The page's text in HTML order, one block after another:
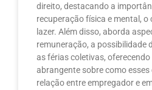
direito, destacando a
recuperação física e mental, o
lazer. Além disso, aborda
remuneração, a possibilidade
as férias coletivas,
abrangente sobre como
relação entre empregador e